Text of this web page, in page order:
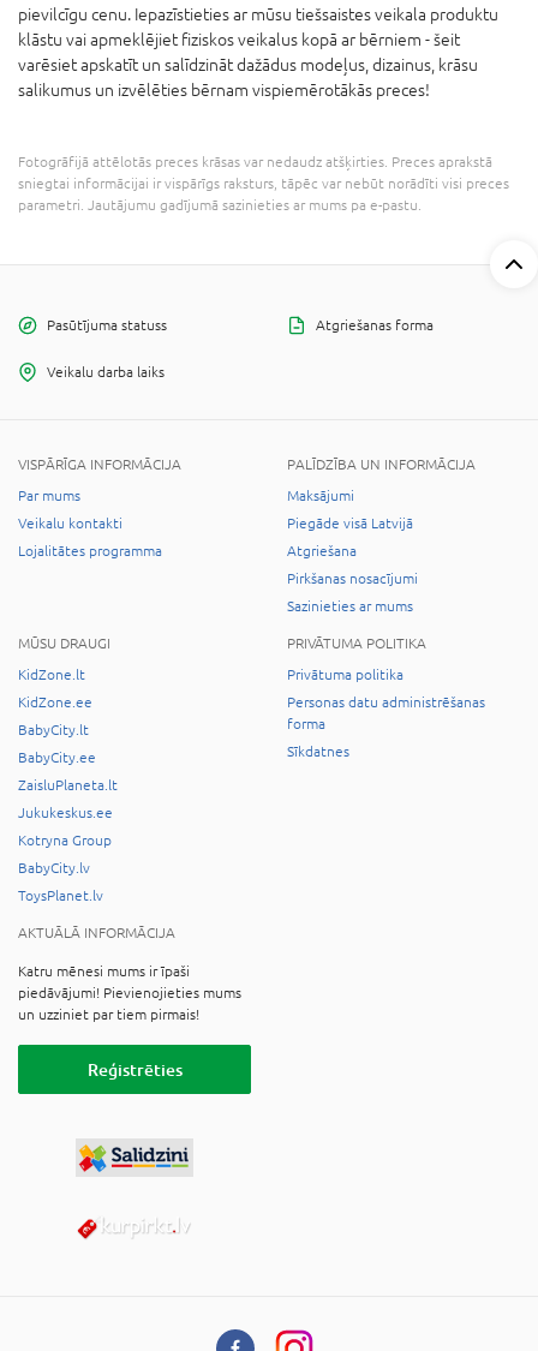
pievilcīgu cenu. Iepazīstieties ar mūsu tiešsaistes veikala produktu
klāstu vai apmeklējiet fiziskos veikalus kopā ar bērniem - šeit
varēsiet apskatīt un salīdzināt dažādus modeļus, dizainus, krāsu
salikumus un izvēlēties bērnam vispiemērotākās preces!
Fotogrāfijā attēlotās preces krāsas var nedaudz atšķirties. Preces aprakstā
sniegtai informācijai ir vispārīgs raksturs, tāpēc var nebūt norādīti visi preces
parametri. Jautājumu gadījumā sazinieties ar mums pa e-pastu.
Pasūtījuma statuss Atgriešanas forma
Veikalu darba laiks
VISPĀRĪGA INFORMĀCIJA
Par mums
Veikalu kontakti
Lojalitātes programma
PALĪDZĪBA UN INFORMĀCIJA
Maksājumi
Piegāde visā Latvijā
Atgriešana
Pirkšanas nosacījumi
Sazinieties ar mums
MŪSU DRAUGI
KidZone.lt
KidZone.ee
BabyCity.lt
BabyCity.ee
ZaisluPlaneta.lt
Jukukeskus.ee
Kotryna Group
BabyCity.lv
ToysPlanet.lv
PRIVĀTUMA POLITIKA
Privātuma politika
Personas datu administrēšanas
forma
Sīkdatnes
AKTUĀLĀ INFORMĀCIJA
Katru mēnesi mums ir īpaši
piedāvājumi! Pievienojieties mums
un uzziniet par tiem pirmais!
Reģistrēties